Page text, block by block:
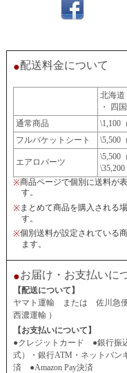
●配送料金について
北海道
・ 四
通常商品 \1,100
フルバケットシート
\5,500
エアロパーツ
\5,500
\35,200
※商品ページで個別に送料が
す。
※まとめて商品を購入される
す。
※個別送料が設定されている
ます。
●お届け・お支払いに
【配送について】
ヤマト運輸 または 佐川急
西濃運輸 ）
【お支払いについて】
●クレジットカード ●銀行
式）・銀行ATM・ネットバ
済 ●Amazon Pay決済